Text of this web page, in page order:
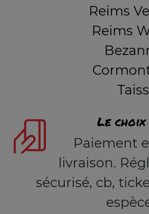
Reims
Reims
Le choix
Paiement
livraison.
sécurisé, cb,